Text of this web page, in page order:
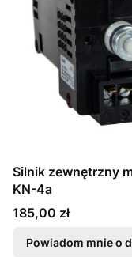
Silnik zewnętrzny
KN-4a
Cena
185,00 zł
Powiadom mnie o